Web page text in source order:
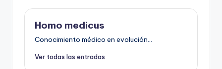
Homo medicus
Conocimiento médico en evolución...
Ver todas las entradas